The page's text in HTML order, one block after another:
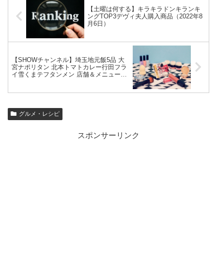
【土曜は何する】キラキラドンキランキ
ングTOP3デヴィ夫人購入商品（2022年8
月6日）
【SHOWチャンネル】埼玉地元飯5品 大
宮ナポリタン 北本トマトカレー行田フラ
イ雪くまテフタンメン 店舗＆メニュー情
グルメ・レシピ
スポンサーリンク